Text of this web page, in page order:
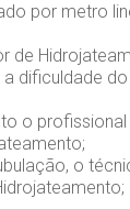
por metro
de
dificuldade
o profissional
o